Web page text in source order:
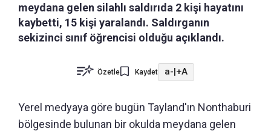
meydana gelen silahlı saldırıda 2 kişi hayatını
kaybetti, 15 kişi yaralandı. Saldırganın
sekizinci sınıf öğrencisi olduğu açıklandı.
Özetle Kaydet a-|+A
Yerel medyaya göre bugün Tayland'ın Nonthaburi
bölgesinde bulunan bir okulda meydana gelen